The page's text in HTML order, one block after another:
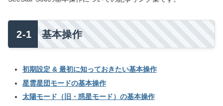
基本操作
初期設定 & 最初に知っておきたい基本操作
星雲星団モードの基本操作
太陽モード（旧・惑星モード）の基本操作